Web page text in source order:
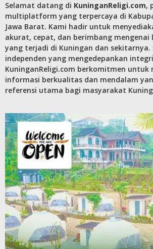
Selamat datang di KuninganReligi.com,
multiplatform yang terpercaya di
Jawa Barat. Kami hadir untuk
akurat, cepat, dan berimbang mengenai
yang terjadi di Kuningan dan sekitarnya.
independen yang mengedepankan
KuninganReligi.com berkomitmen untuk
informasi berkualitas dan mendalam
referensi utama bagi masyarakat